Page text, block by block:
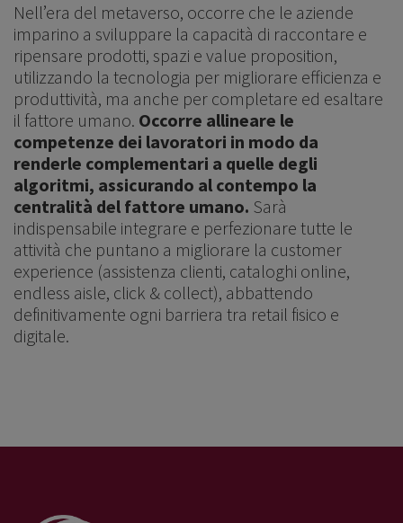
Nell’era del metaverso, occorre che le aziende
imparino a sviluppare la capacità di raccontare e
ripensare prodotti, spazi e value proposition,
utilizzando la tecnologia per migliorare efficienza e
produttività, ma anche per completare ed esaltare
il fattore umano. Occorre allineare le
competenze dei lavoratori in modo da
renderle complementari a quelle degli
algoritmi, assicurando al contempo la
centralità del fattore umano. Sarà
indispensabile integrare e perfezionare tutte le
attività che puntano a migliorare la customer
experience (assistenza clienti, cataloghi online,
endless aisle, click & collect), abbattendo
definitivamente ogni barriera tra retail fisico e
digitale.